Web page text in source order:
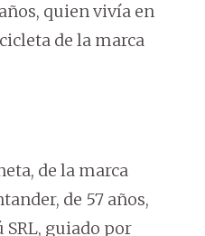
quien vivía en
de la marca
de la marca
de 57 años,
guiado por